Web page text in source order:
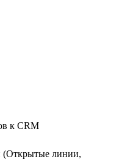
к CRM
(Открытые линии,